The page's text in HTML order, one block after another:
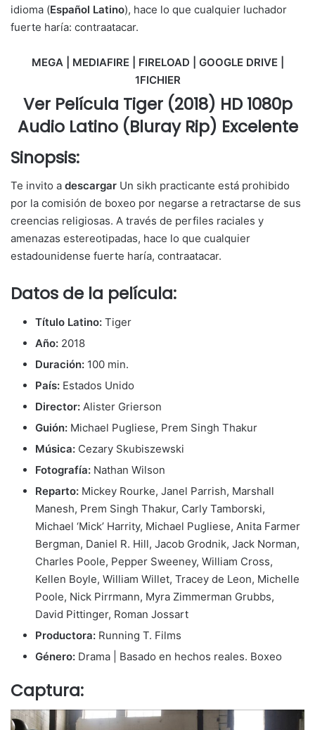
idioma (Español Latino), hace lo que cualquier luchador
fuerte haría: contraatacar.
MEGA | MEDIAFIRE | FIRELOAD | GOOGLE DRIVE |
1FICHIER
Ver Película Tiger (2018) HD 1080p
Audio Latino (Bluray Rip) Excelente
Sinopsis:
Te invito a descargar Un sikh practicante está prohibido
por la comisión de boxeo por negarse a retractarse de sus
creencias religiosas. A través de perfiles raciales y
amenazas estereotipadas, hace lo que cualquier
estadounidense fuerte haría, contraatacar.
Datos de la película:
Título Latino: Tiger
Año: 2018
Duración: 100 min.
País: Estados Unido
Director: Alister Grierson
Guión: Michael Pugliese, Prem Singh Thakur
Música: Cezary Skubiszewski
Fotografía: Nathan Wilson
Reparto: Mickey Rourke, Janel Parrish, Marshall
Manesh, Prem Singh Thakur, Carly Tamborski,
Michael ‘Mick’ Harrity, Michael Pugliese, Anita Farmer
Bergman, Daniel R. Hill, Jacob Grodnik, Jack Norman,
Charles Poole, Pepper Sweeney, William Cross,
Kellen Boyle, William Willet, Tracey de Leon, Michelle
Poole, Nick Pirrmann, Myra Zimmerman Grubbs,
David Pittinger, Roman Jossart
Productora: Running T. Films
Género: Drama | Basado en hechos reales. Boxeo
Captura: